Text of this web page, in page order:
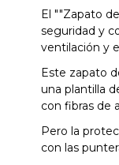
El ""Zapato
seguridad y
ventilación y
Este zapato
una plantilla
con fibras de
Pero la
con las